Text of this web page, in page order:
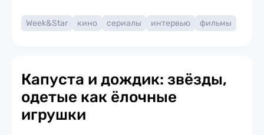
Week&Star кино сериалы интервью фильмы
Капуста и дождик: звёзды,
одетые как ёлочные
игрушки